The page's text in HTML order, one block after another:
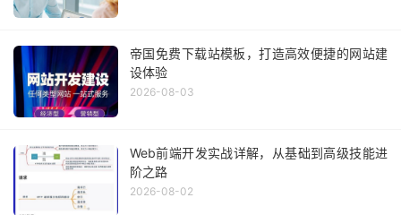
帝国免费下载站模板，打造高效便捷的网站建
设体验
2026-08-03
Web前端开发实战详解，从基础到高级技能进
阶之路
2026-08-02